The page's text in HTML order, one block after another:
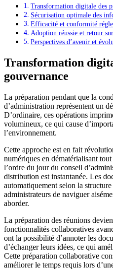
Transformation digitale des
Sécurisation optimale des
Efficacité et conformité
Adoption réussie et retour
Perspectives d’avenir et
Transformation
gouvernance
La préparation pendant que la
d’administration représentent un
D’ordinaire, ces opérations
volumineux, ce qui cause
l’environnement.
Cette approche est en fait
numériques en dématérialisant
l’ordre du jour du conseil
distribution est instantanée. Les
automatiquement selon la
administrateurs de naviguer
aborder.
La préparation des réunions
fonctionnalités collaboratives
ont la possibilité d’annoter les
d’échanger leurs idées, ce qui
Cette préparation collaborative
améliorer le temps requis lors